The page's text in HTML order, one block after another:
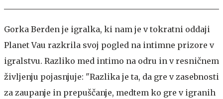
Gorka Berden je igralka, ki nam je v tokratni oddaji
Planet Vau razkrila svoj pogled na intimne prizore v
igralstvu. Razliko med intimo na odru in v resničnem
življenju pojasnjuje: "Razlika je ta, da gre v zasebnosti
za zaupanje in prepuščanje, medtem ko gre v igranih